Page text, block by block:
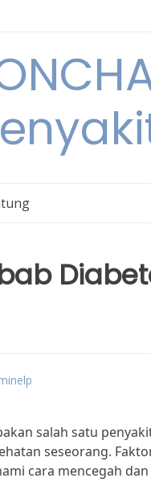
salah satu
seseorang.
cara mencegah